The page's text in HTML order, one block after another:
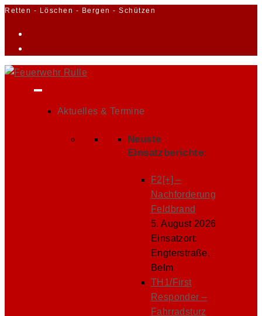
Zum
Retten - Löschen - Bergen - Schützen
Aktuelles & Termine
Neuste
Einsatzberichte:
F2[+] –
Nachforderung
Feldbrand
5. August 2026
Einsatzort:
Engterstraße,
Belm
TH1/First
Responder –
Fahrradsturz